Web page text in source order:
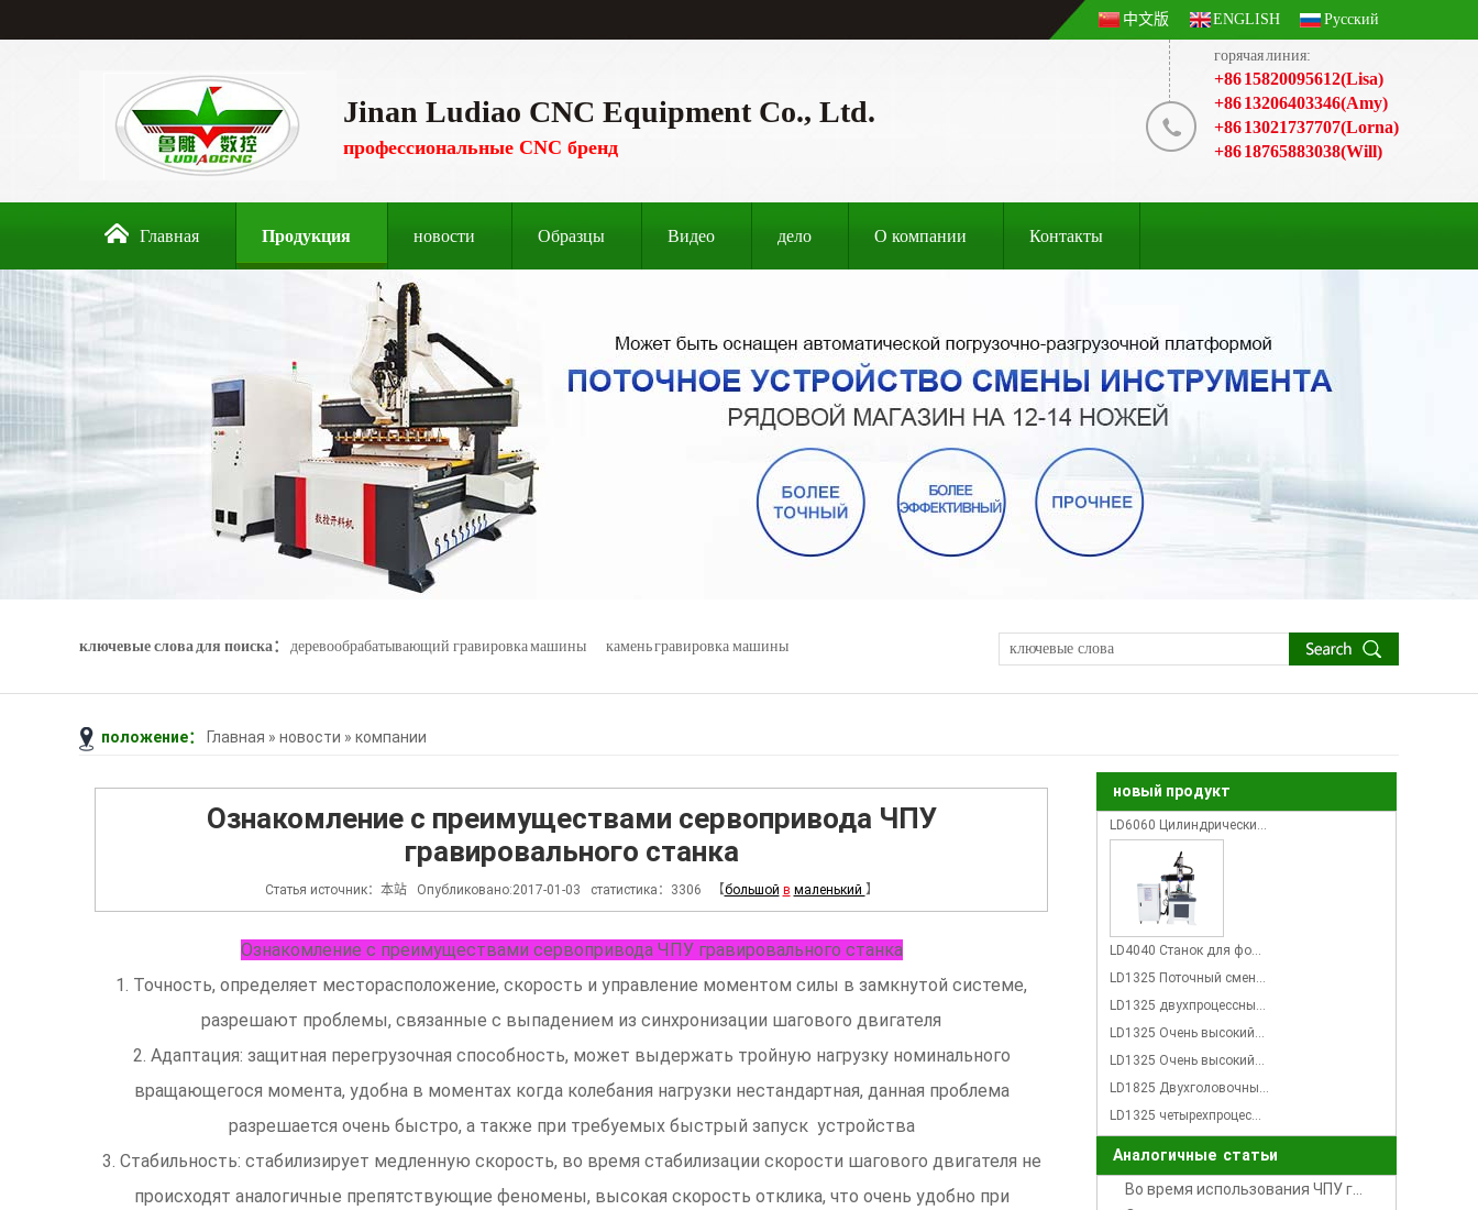
中文版 ENGLISH Русский
Jinan Ludiao CNC Equipment Co., Ltd.
профессиональные CNC бренд
горячая линия:
+86 15820095612(Lisa)
+86 13206403346(Amy)
+86 13021737707(Lorna)
+86 18765883038(Will)
Главная Продукция новости Образцы Видео дело О компании Контакты
ключевые слова для поиска： деревообрабатывающий гравировка машины камень гравировка машины
Джейд гравировка машины 3D - сканер
положение： Главная » новости » компании
Ознакомление с преимуществами сервопривода ЧПУ
гравировального станка
Статья источник：本站 Опубликовано:2017-01-03 статистика：3306 【большой в маленький 】
Ознакомление с преимуществами сервопривода ЧПУ гравировального станка
1. Точность, определяет месторасположение, скорость и управление моментом силы в замкнутой системе,
разрешают проблемы, связанные с выпадением из синхронизации шагового двигателя
2. Адаптация: защитная перегрузочная способность, может выдержать тройную нагрузку номинального
вращающегося момента, удобна в моментах когда колебания нагрузки нестандартная, данная проблема
разрешается очень быстро, а также при требуемых быстрый запуск устройства
3. Стабильность: стабилизирует медленную скорость, во время стабилизации скорости шагового двигателя не
происходят аналогичные препятствующие феномены, высокая скорость отклика, что очень удобно при
новый продукт
LD6060 Цилиндрически…
LD4040 Станок для фо…
LD1325 Поточный смен…
LD1325 двухпроцессны…
LD1325 Очень высокий…
LD1325 Очень высокий…
LD1825 Двухголовочны…
LD1325 четырехпроцес…
Аналогичные статьи